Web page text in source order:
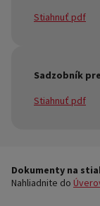
Stiahnuť pdf
Sadzobník
Stiahnuť pdf
Dokumenty na
Nahliadnite do